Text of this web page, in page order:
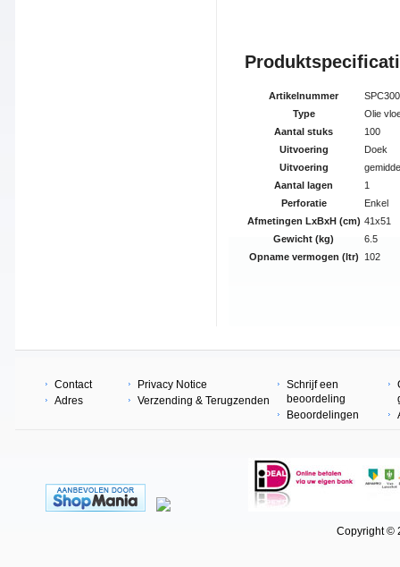
Produktspe
Artikelnummer
Type
Olie
Aantal stuks
100
Uitvoering
Doek
Uitvoering
Aantal lagen
1
Perforatie
Enkel
Afmetingen LxBxH (cm) 41x51
Gewicht (kg)
6.5
Opname vermogen (ltr)
102
Contact
Adres
Privacy Notice
Verzending & Terugzenden
Schrijf een
beoordeling
Beoordelingen
Copyright ©